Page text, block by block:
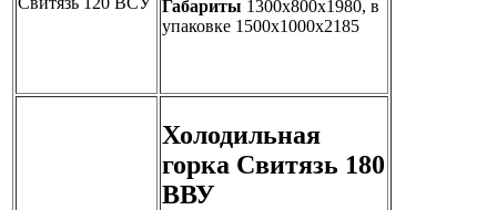
Габариты 1300х800х1980, в
упаковке 1500х1000х2185
Холодильная
горка Свитязь 180
ВВУ